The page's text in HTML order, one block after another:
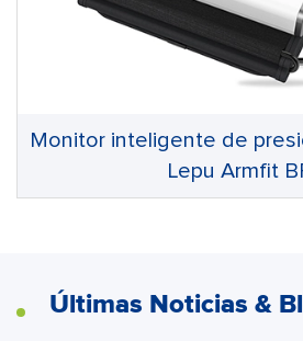
Monitor inteligente de
Lepu Armfit
Últimas Noticias &